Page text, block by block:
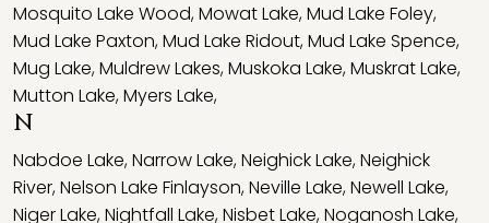
Mosquito Lake Wood,Mowat Lake,Mud Lake Foley,
Mud Lake Paxton,Mud Lake Ridout,Mud Lake Spence,
Mug Lake,Muldrew Lakes,Muskoka Lake,Muskrat Lake,
Mutton Lake,Myers Lake,
N
Nabdoe Lake,Narrow Lake,Neighick Lake,Neighick
River,Nelson Lake Finlayson,Neville Lake,Newell Lake,
Niger Lake,Nightfall Lake,Nisbet Lake,Noganosh Lake,